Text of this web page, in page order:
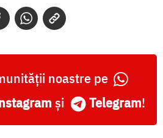
noastre pe
și Telegram!